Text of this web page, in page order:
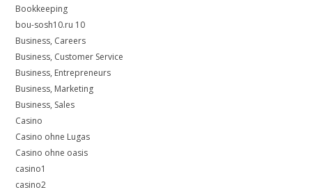
Bookkeeping
bou-sosh10.ru 10
Business, Careers
Business, Customer Service
Business, Entrepreneurs
Business, Marketing
Business, Sales
Casino
Casino ohne Lugas
Casino ohne oasis
casino1
casino2